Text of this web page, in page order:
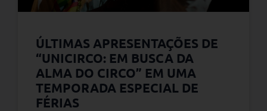
ÚLTIMAS APRESENTAÇÕES DE
“UNICIRCO: EM BUSCA DA
ALMA DO CIRCO” EM UMA
TEMPORADA ESPECIAL DE
FÉRIAS